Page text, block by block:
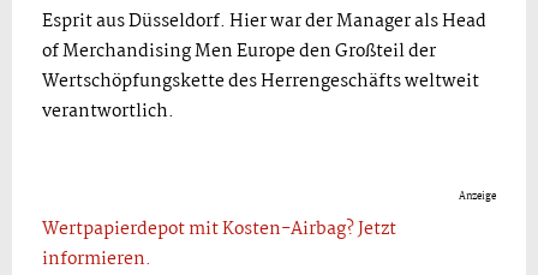
Esprit aus Düsseldorf. Hier war der Manager als Head
of Merchandising Men Europe den Großteil der
Wertschöpfungskette des Herrengeschäfts weltweit
verantwortlich.
Anzeige
Wertpapierdepot mit Kosten-Airbag? Jetzt
informieren.